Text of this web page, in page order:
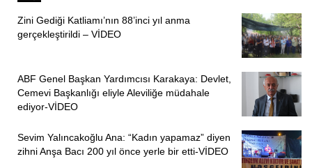
Zini Gediği Katliamı’nın 88’inci yıl anma
gerçekleştirildi – VİDEO
ABF Genel Başkan Yardımcısı Karakaya: Devlet,
Cemevi Başkanlığı eliyle Aleviliğe müdahale
ediyor-VİDEO
Sevim Yalıncakoğlu Ana: “Kadın yapamaz” diyen
zihni Anşa Bacı 200 yıl önce yerle bir etti-VİDEO